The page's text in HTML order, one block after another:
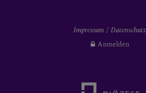
Impressum
Datenschutz
Anmelden